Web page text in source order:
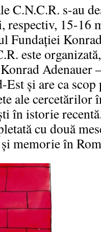
C.N.C.R. s-au
respectiv, 15-16
Fundaţiei
este
Adenauer
şi are ca
ale cercetărilor
în istorie
cu două
memorie în